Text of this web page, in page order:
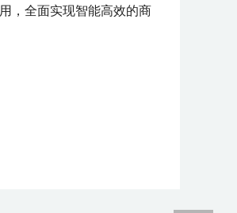
，全面实现智能高效的商